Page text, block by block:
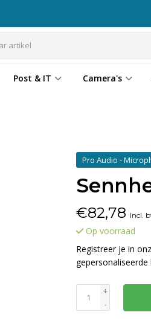
Post & IT Camera's
Pro Audio -
€82,78 Incl.
Op voorraad
Registreer je in
gepersonaliseerde
+
-